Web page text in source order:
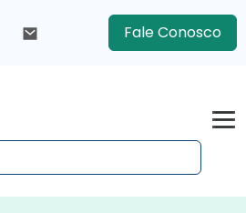
Fale Conosco